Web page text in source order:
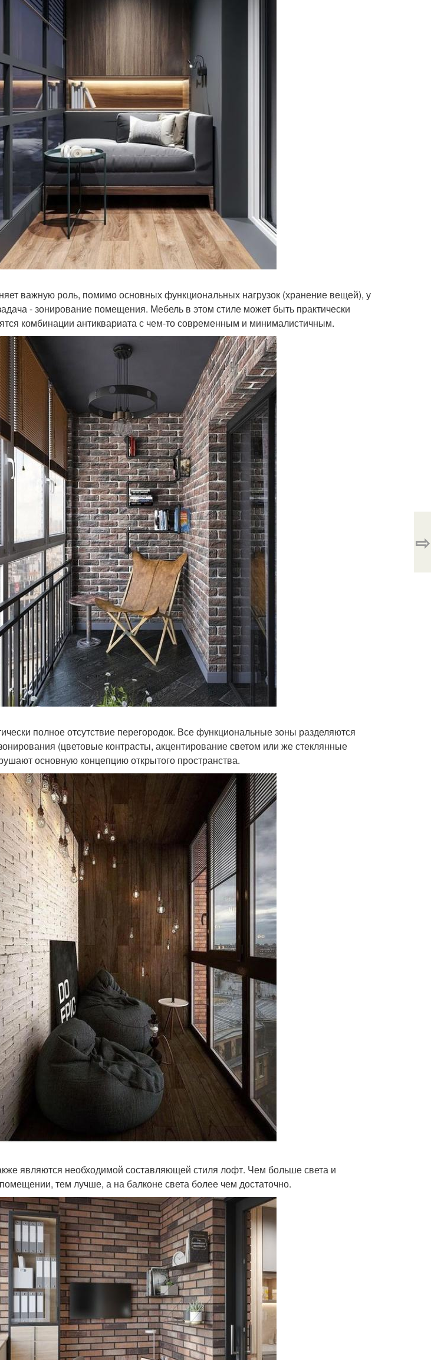
важную роль, помимо основных функциональных нагрузок (хранение вещей), у
- зонирование помещения. Мебель в этом стиле может быть практически
комбинации антиквариата с чем-то современным и минималистичным.
полное отсутствие перегородок. Все функциональные зоны разделяются
(цветовые контрасты, акцентирование светом или же стеклянные
основную концепцию открытого пространства.
являются необходимой составляющей стиля лофт. Чем больше света и
тем лучше, а на балконе света более чем достаточно.
⇨